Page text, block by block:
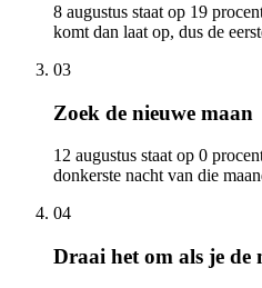
8 augustus staat op 19
komt dan laat op, dus de
03
Zoek de nieuwe maan
12 augustus staat op 0
donkerste nacht van die
04
Draai het om als je de